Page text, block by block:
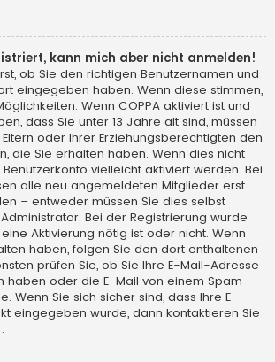
kann mich aber nicht anmelden!
ob Sie den richtigen Benutzernamen und
eingegeben haben. Wenn diese stimmen,
Wenn COPPA aktiviert ist und
dass Sie unter 13 Jahre alt sind, müssen
oder Ihrer Erziehungsberechtigten den
die Sie erhalten haben. Wenn dies nicht
Benutzerkonto vielleicht aktiviert werden. Bei
alle neu angemeldeten Mitglieder erst
– entweder müssen Sie dies selbst
Bei der Registrierung wurde
Aktivierung nötig ist oder nicht. Wenn
haben, folgen Sie den dort enthaltenen
prüfen Sie, ob Sie Ihre E-Mail-Adresse
haben oder die E-Mail von einem Spam-
Wenn Sie sich sicher sind, dass Ihre E-
eingegeben wurde, dann kontaktieren Sie